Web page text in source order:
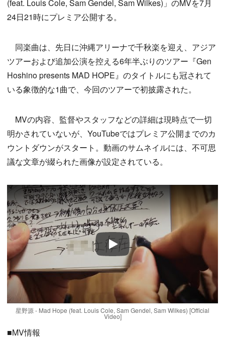
(feat. Louis Cole, Sam Gendel, Sam Wilkes)」のMVを7月
24日21時にプレミア公開する。
同楽曲は、先日に沖縄アリーナで千秋楽を迎え、アジア
ツアーおよび追加公演を控える6年半ぶりのツアー『Gen
Hoshino presents MAD HOPE』のタイトルにも冠されて
いる象徴的な1曲で、今回のツアーで初披露された。
MVの内容、監督やスタッフなどの詳細は現時点で一切
明かされていないが、YouTubeではプレミア公開までのカ
ウントダウンがスタート。動画のサムネイルには、不可思
議な文章が綴られた画像が設定されている。
Play
星野源 - Mad Hope (feat. Louis Cole, Sam Gendel, Sam Wilkes) [Official
Video]
■MV情報